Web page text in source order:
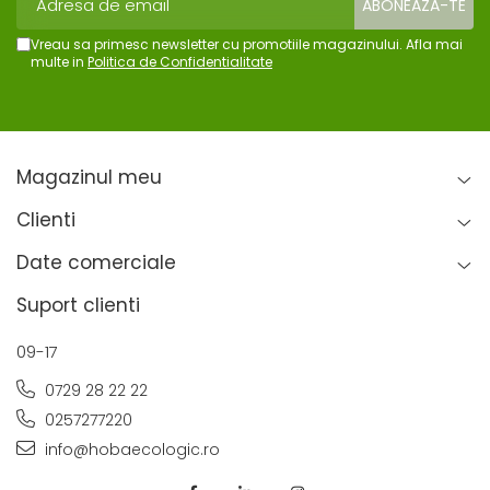
Vreau sa primesc newsletter cu promotiile magazinului. Afla mai
multe in Politica de Confidentialitate
Magazinul meu
Clienti
Date comerciale
Suport clienti
09-17
0729 28 22 22
0257277220
info@hobaecologic.ro